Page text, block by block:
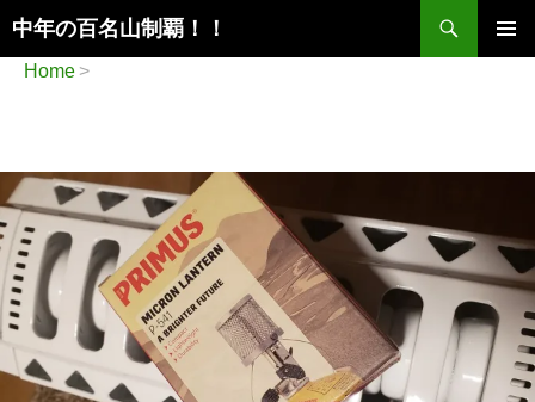
中年の百名山制覇！！
検
索
ン
へ
ス
キ
ッ
プ
Home